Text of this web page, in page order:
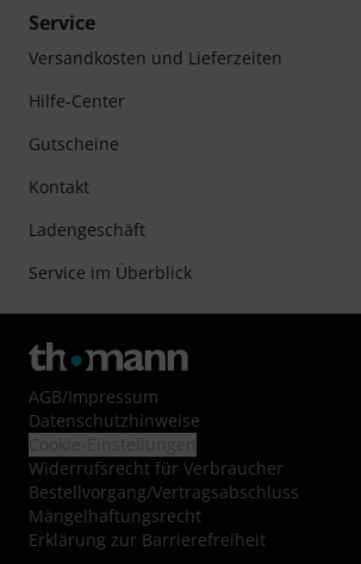
Service
Versandkosten und Lieferzeiten
Hilfe-Center
Gutscheine
Kontakt
Ladengeschäft
Service im Überblick
AGB/Impressum
Datenschutzhinweise
Widerrufsrecht für Verbraucher
Bestellvorgang/Vertragsabschluss
Mängelhaftungsrecht
Erklärung zur Barrierefreiheit